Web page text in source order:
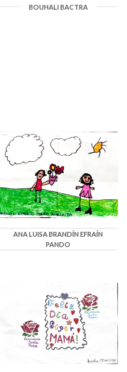
BOUHALI BACTRA
ANA LUISA BRANDÍN EFRAÍN
PANDO